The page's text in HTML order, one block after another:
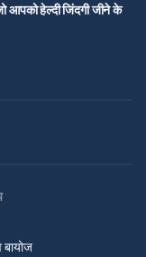
आपको हेल्दी जिंदगी जीने के
बायोज